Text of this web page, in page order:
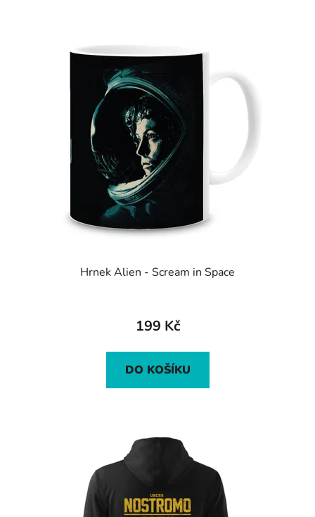
Hrnek Alien - Scream in Space
199 Kč
DO KOŠÍKU